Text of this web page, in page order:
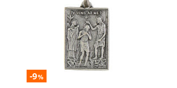
-9%